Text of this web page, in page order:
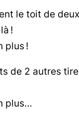
le toit de
!
plus !
de 2 autres
plus…